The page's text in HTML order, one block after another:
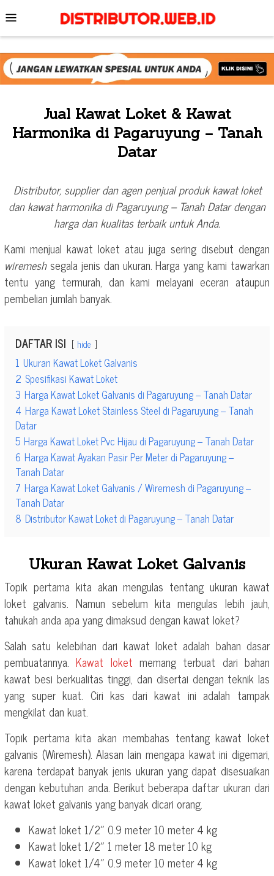
to
content
Mobile
Menu
Jual Kawat Loket & Kawat
Harmonika di Pagaruyung – Tanah
Datar
Distributor, supplier dan agen penjual produk kawat loket
dan kawat harmonika di Pagaruyung – Tanah Datar dengan
harga dan kualitas terbaik untuk Anda.
Kami menjual kawat loket atau juga sering disebut dengan
wiremeshsegala jenis dan ukuran. Harga yang kami tawarkan
tentu yang termurah, dan kami melayani eceran ataupun
pembelian jumlah banyak.
DAFTAR ISI hide
1 Ukuran Kawat Loket Galvanis
2 Spesifikasi Kawat Loket
3 Harga Kawat Loket Galvanis di Pagaruyung – Tanah Datar
4 Harga Kawat Loket Stainless Steel di Pagaruyung – Tanah
Datar
5 Harga Kawat Loket Pvc Hijau di Pagaruyung – Tanah Datar
6 Harga Kawat Ayakan Pasir Per Meter di Pagaruyung –
Tanah Datar
7 Harga Kawat Loket Galvanis / Wiremesh di Pagaruyung –
Tanah Datar
8 Distributor Kawat Loket di Pagaruyung – Tanah Datar
Ukuran Kawat Loket Galvanis
Topik pertama kita akan mengulas tentang ukuran kawat
loket galvanis. Namun sebelum kita mengulas lebih jauh,
tahukah anda apa yang dimaksud dengan kawat loket?
Salah satu kelebihan dari kawat loket adalah bahan dasar
pembuatannya.Kawat loket memang terbuat dari bahan
kawat besi berkualitas tinggi, dan disertai dengan teknik las
yang super kuat. Ciri kas dari kawat ini adalah tampak
mengkilat dan kuat.
Topik pertama kita akan membahas tentang kawat loket
galvanis (Wiremesh). Alasan lain mengapa kawat ini digemari,
karena terdapat banyak jenis ukuran yang dapat disesuaikan
dengan kebutuhan anda. Berikut beberapa daftar ukuran dari
kawat loket galvanis yang banyak dicari orang.
Kawat loket 1/2″ 0.9 meter 10 meter 4 kg
Kawat loket 1/2″ 1 meter 18 meter 10 kg
Kawat loket 1/4″ 0.9 meter 10 meter 4 kg